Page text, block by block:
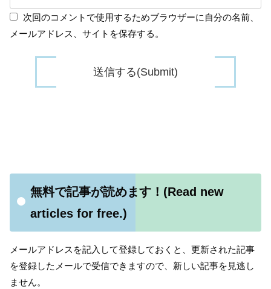
次回のコメントで使用するためブラウザーに自分の名前、
メールアドレス、サイトを保存する。
無料で記事が読めます！(Read new
articles for free.)
メールアドレスを記入して登録しておくと、更新された記事
を登録したメールで受信できますので、新しい記事を見逃し
ません。